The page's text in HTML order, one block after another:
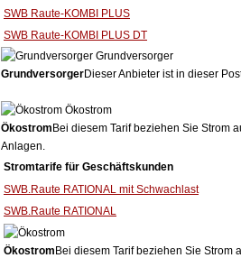
SWB Raute-KOMBI PLUS
SWB Raute-KOMBI PLUS DT
Grundversorger
GrundversorgerDieser Anbieter ist in dieser
Ökostrom
Ökostrom Bei diesem Tarif beziehen Sie Strom
Anlagen.
Stromtarife für Geschäftskunden
SWB.Raute RATIONAL mit Schwachlast
SWB.Raute RATIONAL
Ökostrom Bei diesem Tarif beziehen Sie Strom